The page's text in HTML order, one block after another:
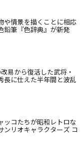
や情景を描くことに相応
鉛筆『色辞典』が新発
易から復活した武将・
長に仕えた半年間と波乱
ッコたちが昭和レトロな
ンリオキャラクターズ コ